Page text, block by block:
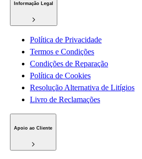
Informação Legal
Política de Privacidade
Termos e Condições
Condições de Reparação
Política de Cookies
Resolução Alternativa de Litígios
Livro de Reclamações
Apoio ao Cliente